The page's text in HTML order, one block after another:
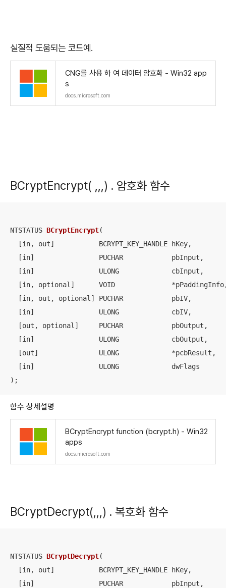
실질적 도움되는 코드예.
CNG를 사용 하 여 데이터 암호화 - Win32 app
s
docs.microsoft.com
BCryptEncrypt( ,,,) . 암호화 함수
NTSTATUS BCryptEncrypt(
  [in, out]           BCRYPT_KEY_HANDLE hKey,
  [in]                PUCHAR            pbInput,
  [in]                ULONG             cbInput,
[in, optional]      VOID
  [in, out, optional] PUCHAR            pbIV,
  [in]                ULONG             cbIV,
  [out, optional]     PUCHAR            pbOutput,
  [in]                ULONG             cbOutput,
  [out]               ULONG             *pcbResult,
  [in]                ULONG             dwFlags
) ;
함수 상세설명
BCryptEncrypt function (bcrypt.h) - Win32
apps
docs.microsoft.com
BCryptDecrypt(,,,) . 복호화 함수
NTSTATUS BCryptDecrypt(
  [in, out]           BCRYPT_KEY_HANDLE hKey,
  [in]                PUCHAR            pbInput,